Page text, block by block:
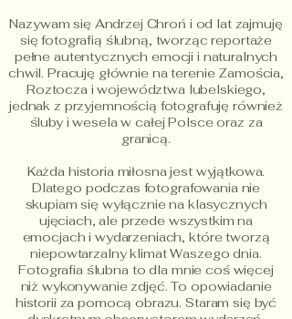
Nazywam się Andrzej Chroń i od lat zajmuję
się fotografią ślubną, tworząc reportaże
pełne autentycznych emocji i naturalnych
chwil. Pracuję głównie na terenie Zamościa,
Roztocza i województwa lubelskiego,
jednak z przyjemnością fotografuję również
śluby i wesela w całej Polsce oraz za
granicą.
Każda historia miłosna jest wyjątkowa.
Dlatego podczas fotografowania nie
skupiam się wyłącznie na klasycznych
ujęciach, ale przede wszystkim na
emocjach i wydarzeniach, które tworzą
niepowtarzalny klimat Waszego dnia.
Fotografia ślubna to dla mnie coś więcej
niż wykonywanie zdjęć. To opowiadanie
historii za pomocą obrazu. Staram się być